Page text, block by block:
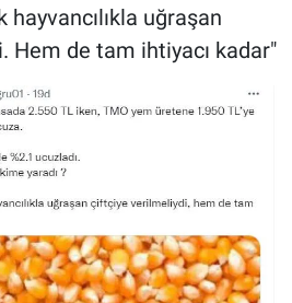
uğraşan
Hem de tam ihtiyacı kadar"